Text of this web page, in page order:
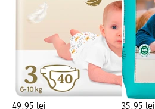
49,95 lei
35,95 lei